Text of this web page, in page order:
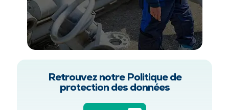
Retrouvez notre Politique de
protection des données